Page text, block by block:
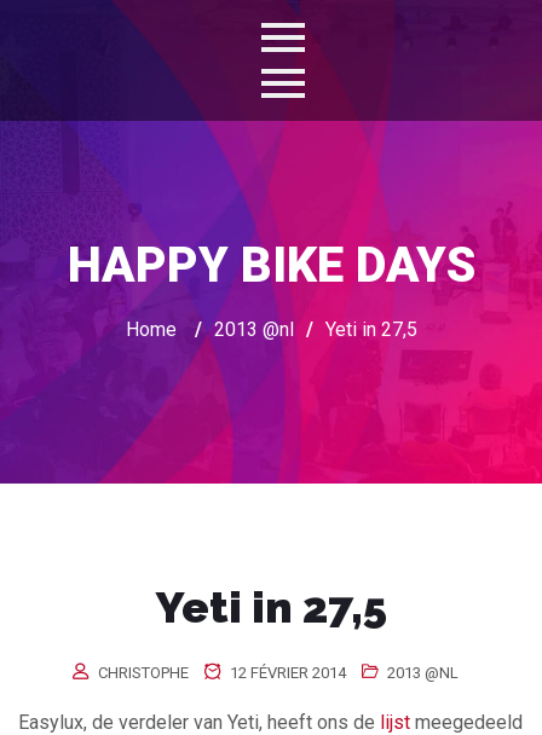
HAPPY BIKE DAYS
Home / 2013 @nl / Yeti in 27,5
Yeti in 27,5
CHRISTOPHE 12 FÉVRIER 2014 2013 @NL
Easylux, de verdeler van Yeti, heeft ons de lijst meegedeeld